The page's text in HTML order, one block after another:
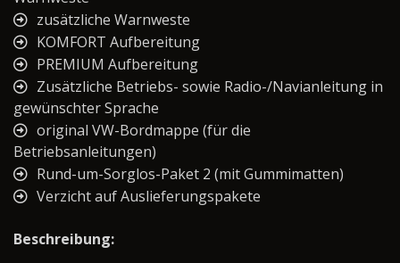
zusätzliche Warnweste
KOMFORT Aufbereitung
PREMIUM Aufbereitung
Zusätzliche Betriebs- sowie Radio-/Navianleitung in
gewünschter Sprache
original VW-Bordmappe (für die
Betriebsanleitungen)
Rund-um-Sorglos-Paket 2 (mit Gummimatten)
Verzicht auf Auslieferungspakete
Beschreibung: